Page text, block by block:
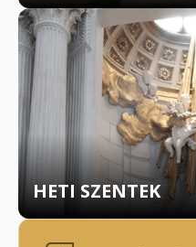
HETI SZENTEK